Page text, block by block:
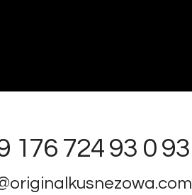
176 724 93 0 93